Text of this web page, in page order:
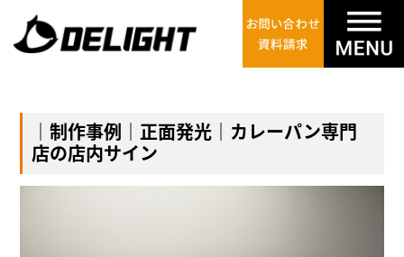
｜制作事例｜正面発光｜カレーパン専門
店の店内サイン